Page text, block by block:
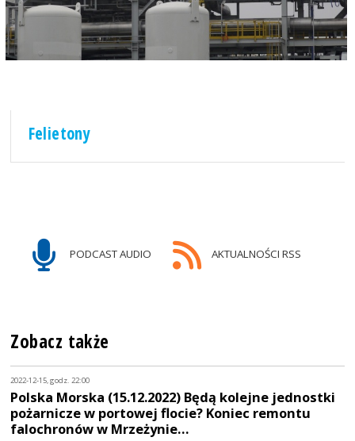
Felietony
PODCAST AUDIO AKTUALNOŚCI RSS
Zobacz także
2022-12-15, godz. 22:00
Polska Morska (15.12.2022) Będą kolejne jednostki
pożarnicze w portowej flocie? Koniec remontu
falochronów w Mrzeżynie…